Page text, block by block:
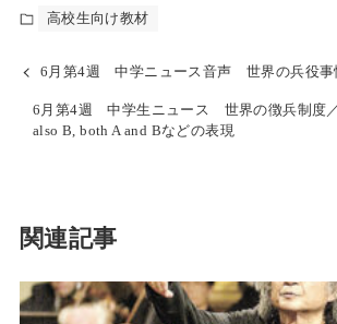
高校生向け教材
6月第4週 中学ニュース音声 世界の兵役事
6月第4週 中学生ニュース 世界の徴兵制度
also B, both A and Bなどの表現
関連記事